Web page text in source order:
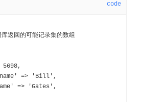
code
返回的可能记录集的数组
5698,
=> 'Bill',
=> 'Gates',